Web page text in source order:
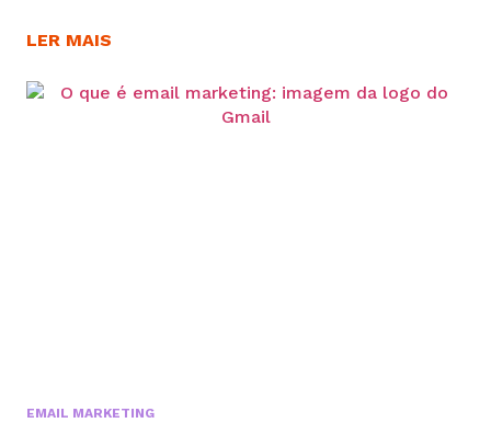
produção, considerando integrações,
escalabilidade. Criar um agente de IA vai além de
escolher um modelo de linguagem ou escrever
LER MAIS
EMAIL MARKETING